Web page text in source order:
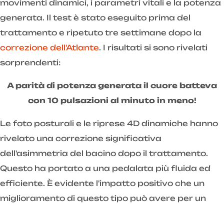
movimenti dinamici, i parametri vitali e la potenza
generata. Il test è stato eseguito prima del
trattamento e ripetuto tre settimane dopo la
correzione dell'Atlante. I risultati si sono rivelati
sorprendenti:
A parità di potenza generata il cuore batteva
con 10 pulsazioni al minuto in meno!
Le foto posturali e le riprese 4D dinamiche hanno
rivelato una correzione significativa
dell'asimmetria del bacino dopo il trattamento.
Questo ha portato a una pedalata più fluida ed
efficiente. È evidente l'impatto positivo che un
miglioramento di questo tipo può avere per un